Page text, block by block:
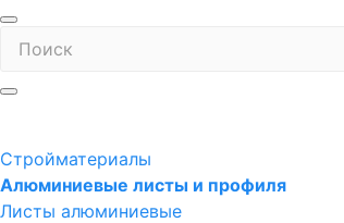
Стройматериалы
Алюминиевые листы и профиля
Листы алюминиевые